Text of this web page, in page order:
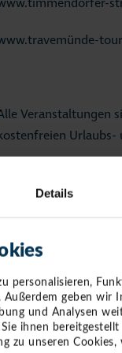
Details
personalisieren,
geben wir
und Analysen
ihnen
zu unseren
Veranstaltungen
Urlaubs-
04503 / 77 94 –
Mail: